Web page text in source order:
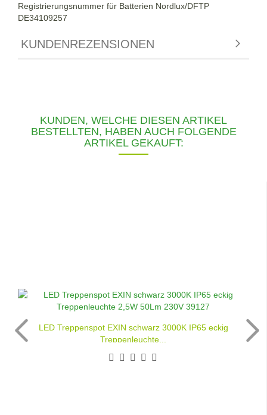
Registrierungsnummer für Batterien Nordlux/DFTP
DE34109257
KUNDENREZENSIONEN
KUNDEN, WELCHE DIESEN ARTIKEL
BESTELLTEN, HABEN AUCH FOLGENDE
ARTIKEL GEKAUFT:
LED Treppenspot EXIN schwarz 3000K IP65 eckig
Treppenleuchte...